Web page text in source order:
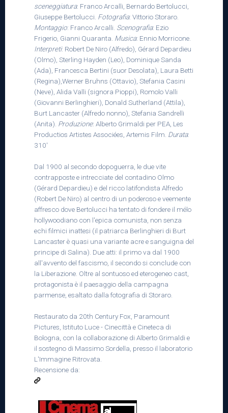
sceneggiatura: Franco Arcalli, Bernardo Bertolucci,
Giuseppe Bertolucci. Fotografia: Vittorio Storaro.
Montaggio: Franco Arcalli. Scenografia: Ezio
Frigerio, Gianni Quaranta. Musica: Ennio Morricone.
Interpreti: Robert De Niro (Alfredo), Gérard Depardieu
(Olmo), Sterling Hayden (Leo), Dominique Sanda
(Ada), Francesca Bertini (suor Desolata), Laura Betti
(Regina),Werner Bruhns (Ottavio), Stefania Casini
(Neve), Alida Valli (signora Pioppi), Romolo Valli
(Giovanni Berlinghieri), Donald Sutherland (Attila),
Burt Lancaster (Alfredo nonno), Stefania Sandrelli
(Anita). Produzione: Alberto Grimaldi per PEA, Les
Productios Artistes Associées, Artemis Film. Durata:
310'
Dal 1900 al secondo dopoguerra, le due vite
contrapposte e intrecciate del contadino Olmo
(Gérard Depardieu) e del ricco latifondista Alfredo
(Robert De Niro) al centro di un poderoso e veemente
affresco dove Bertolucci ha tentato di fondere il mélo
hollywoodiano con l'epica comunista, non senza
echi filmici inattesi (il patriarca Berlinghieri di Burt
Lancaster è quasi una variante acre e sanguigna del
principe di Salina). Due atti: il primo va dal 1900
all'avvento del fascismo, il secondo si conclude con
la Liberazione. Oltre al sontuoso ed eterogeneo cast,
protagonista è il paesaggio della campagna
parmense, esaltato dalla fotografia di Storaro.
Restaurato da 20th Century Fox, Paramount
Pictures, Istituto Luce - Cinecittà e Cineteca di
Bologna, con la collaborazione di Alberto Grimaldi e
il sostegno di Massimo Sordella, presso il laboratorio
L'Immagine Ritrovata.
Recensione da: